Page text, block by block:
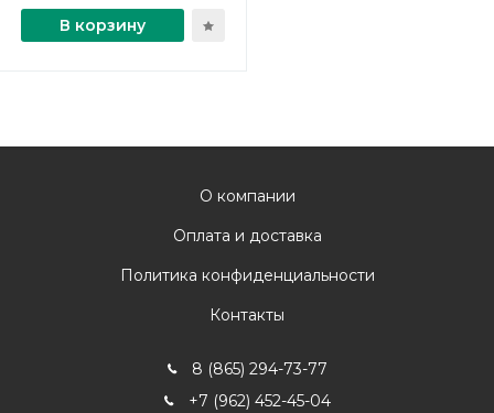
В корзину
О компании
Оплата и доставка
Политика конфиденциальности
Контакты
8 (865) 294-73-77
+7 (962) 452-45-04